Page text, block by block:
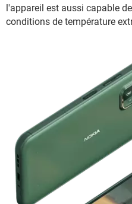
l'appareil est aussi capable
conditions de température